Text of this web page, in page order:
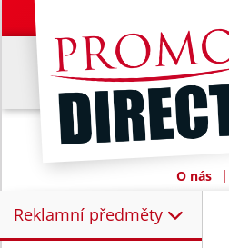
O nás |
Reklamní předměty
Reklamní předměty: